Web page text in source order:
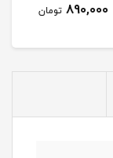
890,000 تومان